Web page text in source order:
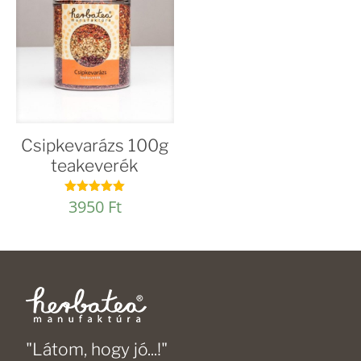
Csipkevarázs 100g
teakeverék
Értékelés:
4.96
3950 Ft
"Látom, hogy jó...!"